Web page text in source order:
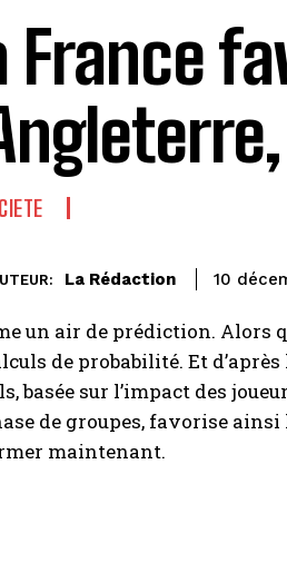
France
La Rédaction 10
un air de prédiction. Alors
de probabilité. Et
basée sur l’impact des
de groupes, favorise ainsi
maintenant.